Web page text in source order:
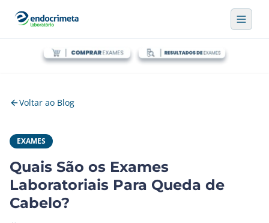
Voltar ao Blog
EXAMES
Quais São os Exames
Laboratoriais Para Queda de
Cabelo?